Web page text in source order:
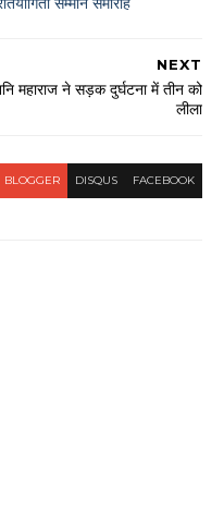
NEXT
महाराज ने सड़क दुर्घटना में तीन को
लीला
BLOGGER DISQUS FACEBOOK